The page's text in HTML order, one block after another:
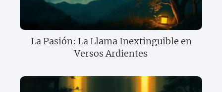
La Pasión: La Llama Inextinguible en
Versos Ardientes